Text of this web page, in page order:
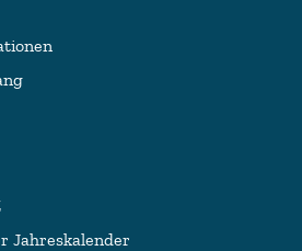
Jahreskalender